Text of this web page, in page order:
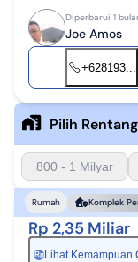
Diperbarui 1
Joe Amos
+628193...
Pilih
800 - 1 Milyar
Rumah Komplek
Rp 2,35 Miliar
Rp Lihat Kemampuan